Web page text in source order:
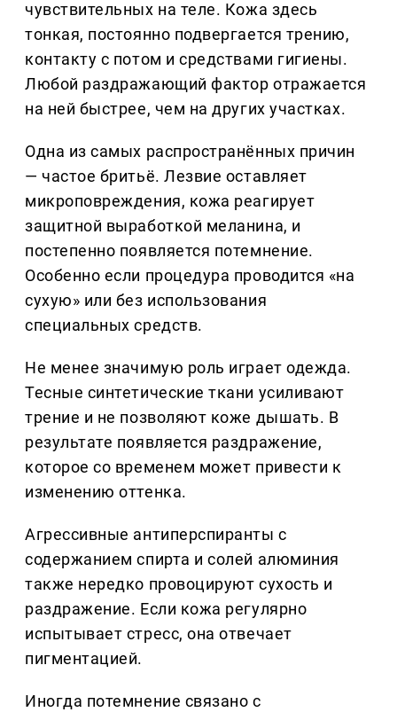
чувствительных на теле. Кожа здесь
тонкая, постоянно подвергается трению,
контакту с потом и средствами гигиены.
Любой раздражающий фактор отражается
на ней быстрее, чем на других участках.
Одна из самых распространённых причин
— частое бритьё. Лезвие оставляет
микроповреждения, кожа реагирует
защитной выработкой меланина, и
постепенно появляется потемнение.
Особенно если процедура проводится «на
сухую» или без использования
специальных средств.
Не менее значимую роль играет одежда.
Тесные синтетические ткани усиливают
трение и не позволяют коже дышать. В
результате появляется раздражение,
которое со временем может привести к
изменению оттенка.
Агрессивные антиперспиранты с
содержанием спирта и солей алюминия
также нередко провоцируют сухость и
раздражение. Если кожа регулярно
испытывает стресс, она отвечает
пигментацией.
Иногда потемнение связано с